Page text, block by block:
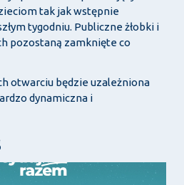
tak jak wstępnie
tygodniu. Publiczne żłobki i
pozostaną zamknięte co
otwarciu będzie uzależniona
dynamiczna i